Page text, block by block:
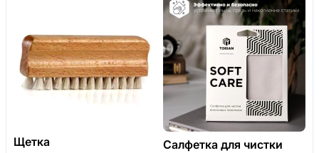
Щетка Салфетка для чистки